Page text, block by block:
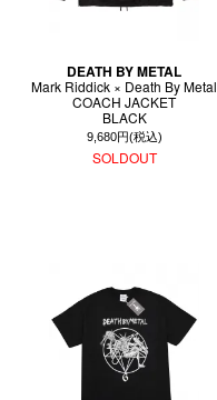
DEATH BY METAL
Mark Riddick × Death By Metal
COACH JACKET
BLACK
9,680円(税込)
SOLDOUT